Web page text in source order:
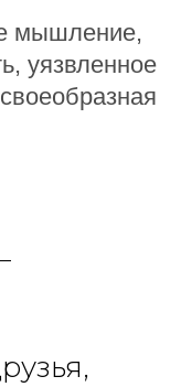
мышление,
уязвленное